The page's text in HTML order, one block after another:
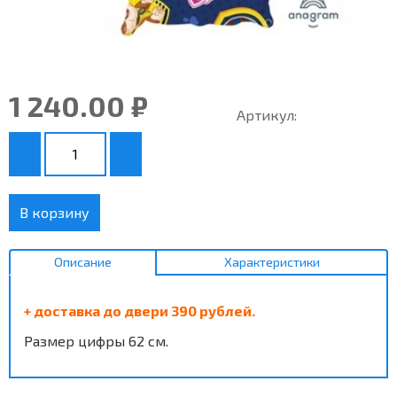
1 240.00 ₽ Артикул:
В корзину
Описание Характеристики
+ доставка до двери 390 рублей.
Размер цифры 62 см.